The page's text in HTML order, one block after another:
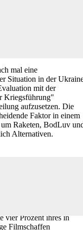
mal eine
Situation in der
mit der
Kriegsführung"
aufzusetzen. Die
Faktor in einem
Raketen, BodLuv
Alternativen.
vier Prozent ihres in
Filmschaffen